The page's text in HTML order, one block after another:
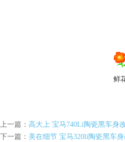
鲜
上一篇： 高大上 宝马740Li陶瓷黑车身
下一篇： 美在细节 宝马320li陶瓷黑车